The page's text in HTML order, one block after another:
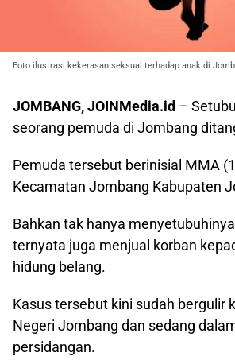
Foto ilustrasi kekerasan seksual terhadap anak di
JOMBANG, JOINMedia.id –
seorang pemuda di Jombang
Pemuda tersebut berinisial MMA
Kecamatan Jombang Kabupaten
Bahkan tak hanya
ternyata juga menjual korban
hidung belang.
Kasus tersebut kini sudah bergulir
Negeri Jombang dan sedang
persidangan.